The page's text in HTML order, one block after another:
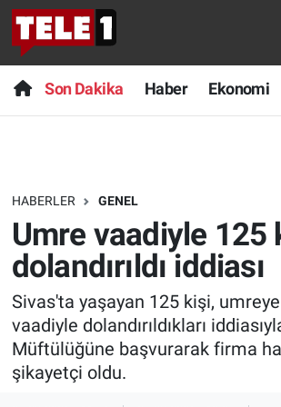
Son Dakika Haber Ekonomi
HABERLER GENEL
Umre vaadiyle 125
dolandırıldı iddiası
Sivas'ta yaşayan 125 kişi,
vaadiyle dolandırıldıkları
Müftülüğüne başvurarak firma
şikayetçi oldu.
Anında Manşet
Başka Sohbetler
Bilim turu
Bilim ve Teknoloji Evreni
Doğa Konuşuyor
Dünya
Son Dakika
Haber
Dünya
Teknoloji
Sağlık
Spor
Nöbetçi Eczaneler
Hava Durumu
Trafik Durumu
Süper Lig Puan Durumu ve Fikstür
Tüm Manşetler
Son Dakika Haberleri